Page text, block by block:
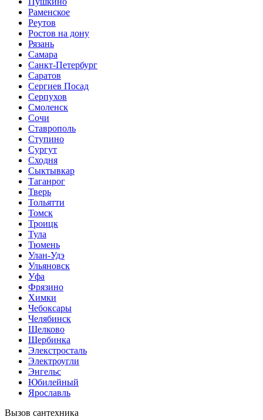
Раменское
Реутов
Ростов на дону
Рязань
Самара
Санкт-Петербург
Саратов
Сергиев Посад
Серпухов
Смоленск
Сочи
Ставрополь
Ступино
Сургут
Сходня
Сыктывкар
Таганрог
Тверь
Тольятти
Томск
Троицк
Тула
Тюмень
Улан-Удэ
Ульяновск
Уфа
Фрязино
Химки
Чебоксары
Челябинск
Щелково
Щербинка
Элекстросталь
Электроугли
Энгельс
Юбилейный
Ярославль
Вызов сантехника